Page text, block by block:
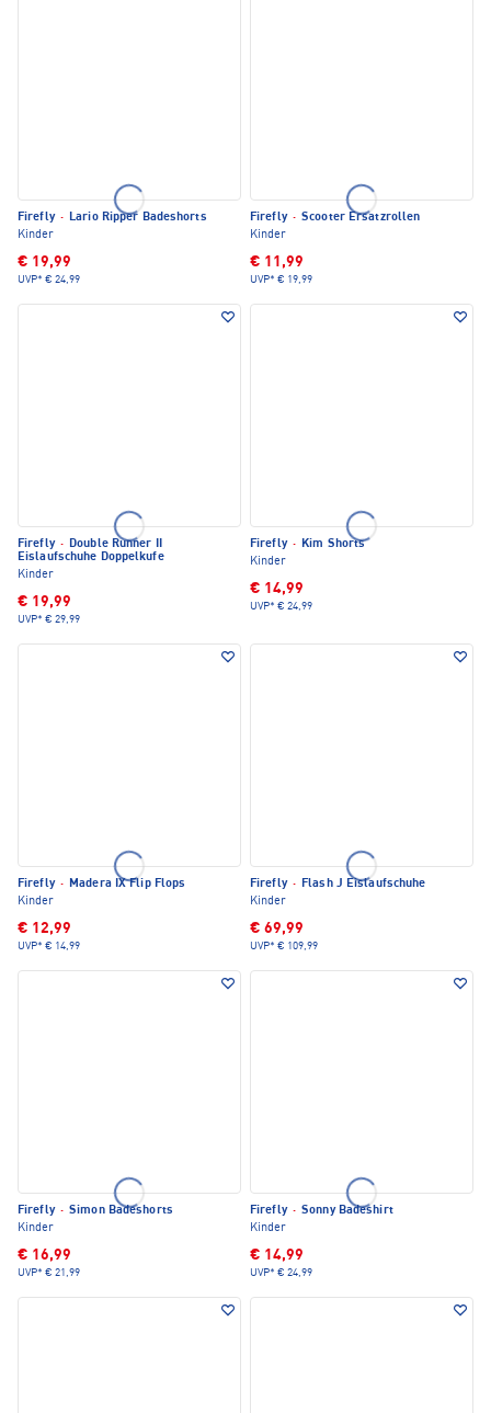
Firefly · Lario Ripper Badeshorts
Kinder
€ 19,99
UVP* € 24,99
Firefly · Scooter Ersatzrollen
Kinder
€ 11,99
UVP* € 19,99
Firefly · Double Runner II
Eislaufschuhe Doppelkufe
Kinder
€ 19,99
UVP* € 29,99
Firefly · Kim Shorts
Kinder
€ 14,99
UVP* € 24,99
Firefly · Madera IX Flip Flops
Kinder
€ 12,99
UVP* € 14,99
Firefly · Flash J Eislaufschuhe
Kinder
€ 69,99
UVP* € 109,99
Firefly · Simon Badeshorts
Kinder
€ 16,99
UVP* € 21,99
Firefly · Sonny Badeshirt
Kinder
€ 14,99
UVP* € 24,99